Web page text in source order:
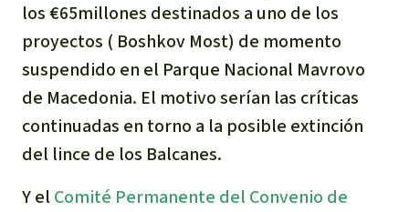
Agrotoxicos
Aceite de palma
REDD
los €65millones destinados a uno de los
proyectos ( Boshkov Most) de momento
suspendido en el Parque Nacional Mavrovo
de Macedonia. El motivo serían las críticas
continuadas en torno a la posible extinción
del lince de los Balcanes.
Y el Comité Permanente del Convenio de